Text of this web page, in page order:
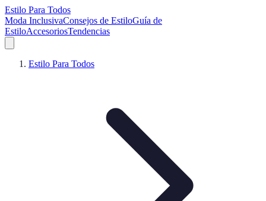
Estilo Para Todos
Moda InclusivaConsejos de EstiloGuía de
EstiloAccesoriosTendencias
Estilo Para Todos